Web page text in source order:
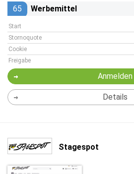
65 Werbemittel
Start
Stornoquote
Cookie
Freigabe
Anmelden
Details
Stagespot